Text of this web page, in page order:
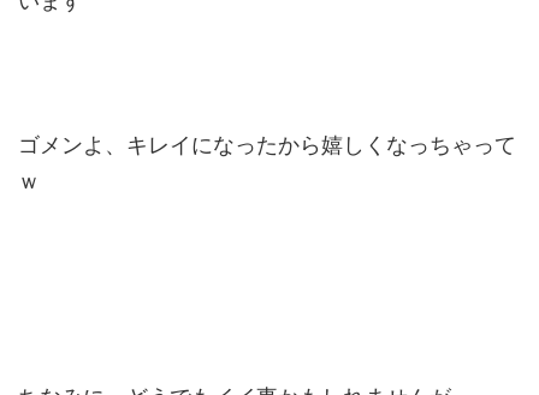
ゴメンよ、キレイになったから嬉しくなっちゃって
ｗ